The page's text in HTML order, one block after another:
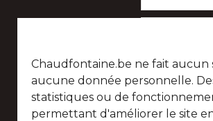
Chaudfontaine.be ne fait
aucune donnée personnelle.
statistiques ou de
permettant d'améliorer le site